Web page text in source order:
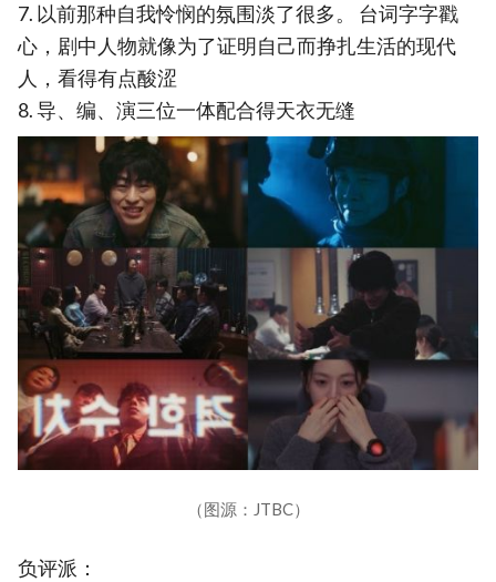
7. 以前那种自我怜悯的氛围淡了很多。 台词字字戳
心，剧中人物就像为了证明自己而挣扎生活的现代
人，看得有点酸涩
8. 导、编、演三位一体配合得天衣无缝
（图源：JTBC）
负评派：